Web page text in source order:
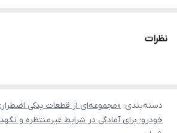
قدرت بالا و روشنایی زیادنظرات
دسته‌بندی: «مجموعه‌ای از قطعات یدکی
خودرو؛ برای آمادگی در شرایط غیرمنتظره و